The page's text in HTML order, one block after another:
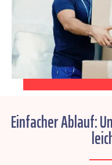
Einfacher Ablauf: